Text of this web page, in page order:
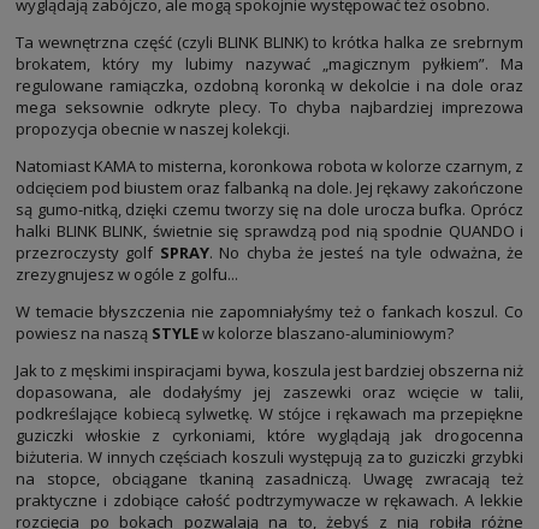
wyglądają zabójczo, ale mogą spokojnie występować też osobno.
Ta wewnętrzna część (czyli BLINK BLINK) to krótka halka ze srebrnym
brokatem, który my lubimy nazywać „magicznym pyłkiem”. Ma
regulowane ramiączka, ozdobną koronką w dekolcie i na dole oraz
mega seksownie odkryte plecy. To chyba najbardziej imprezowa
propozycja obecnie w naszej kolekcji.
Natomiast KAMA to misterna, koronkowa robota w kolorze czarnym, z
odcięciem pod biustem oraz falbanką na dole. Jej rękawy zakończone
są gumo-nitką, dzięki czemu tworzy się na dole urocza bufka. Oprócz
halki BLINK BLINK, świetnie się sprawdzą pod nią spodnie QUANDO i
przezroczysty golf SPRAY. No chyba że jesteś na tyle odważna, że
zrezygnujesz w ogóle z golfu...
W temacie błyszczenia nie zapomniałyśmy też o fankach koszul. Co
powiesz na naszą STYLEw kolorze blaszano-aluminiowym?
Jak to z męskimi inspiracjami bywa, koszula jest bardziej obszerna niż
dopasowana, ale dodałyśmy jej zaszewki oraz wcięcie w talii,
podkreślające kobiecą sylwetkę. W stójce i rękawach ma przepiękne
guziczki włoskie z cyrkoniami, które wyglądają jak drogocenna
biżuteria. W innych częściach koszuli występują za to guziczki grzybki
na stopce, obciągane tkaniną zasadniczą. Uwagę zwracają też
praktyczne i zdobiące całość podtrzymywacze w rękawach. A lekkie
rozcięcia po bokach pozwalają na to, żebyś z nią robiła różne